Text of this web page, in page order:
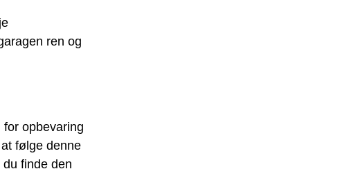
ren og
opbevaring
følge denne
finde den